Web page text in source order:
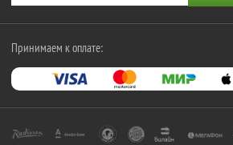
Принимаем к оплате: